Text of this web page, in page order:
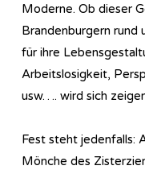
Moderne. Ob dieser
Brandenburgern rund
für ihre
Arbeitslosigkeit,
usw…. wird sich
Fest steht jedenfalls:
Mönche des